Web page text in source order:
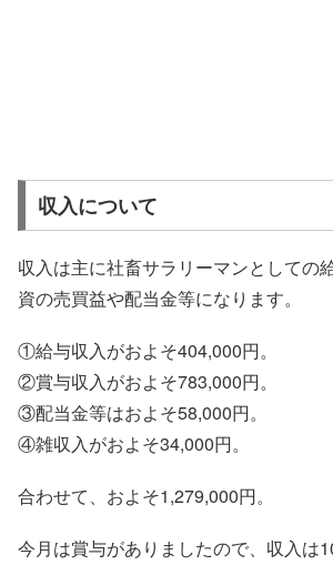
収入について
収入は主に社畜サラリーマンとしての
資の売買益や配当金等になります。
①給与収入がおよそ404,000円。
②賞与収入がおよそ783,000円。
③配当金等はおよそ58,000円。
④雑収入がおよそ34,000円。
合わせて、およそ1,279,000円。
今月は賞与がありましたので、収入は